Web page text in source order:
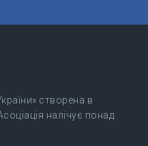
створена в
налічує понад